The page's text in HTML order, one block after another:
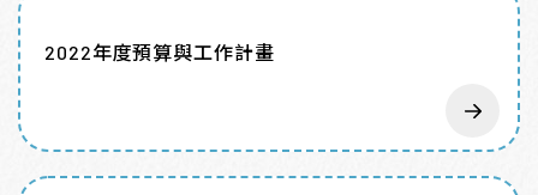
2022年度預算與工作計畫